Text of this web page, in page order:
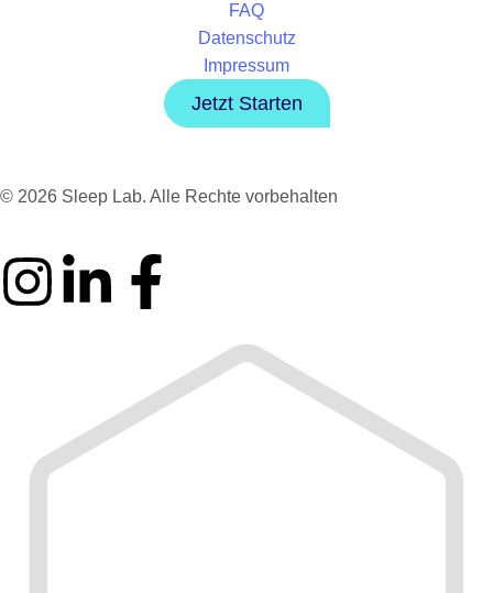
FAQ
Datenschutz
Impressum
Jetzt Starten
© 2026 Sleep Lab. Alle Rechte vorbehalten